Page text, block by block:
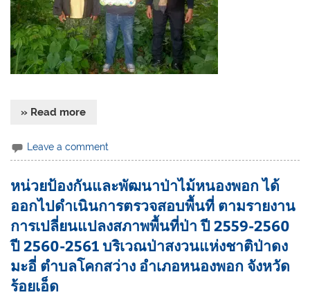
» Read more
Leave a comment
หน่วยป้องกันและพัฒนาป่าไม้หนองพอก ได้
ออกไปดำเนินการตรวจสอบพื้นที่ ตามรายงาน
การเปลี่ยนแปลงสภาพพื้นที่ป่า ปี 2559-2560
ปี 2560-2561 บริเวณป่าสงวนแห่งชาติป่าดง
มะอี่ ตำบลโคกสว่าง อำเภอหนองพอก จังหวัด
ร้อยเอ็ด